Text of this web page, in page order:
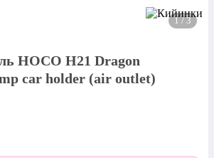
1 / 3
HOCO H21 Dragon
car holder (air outlet)